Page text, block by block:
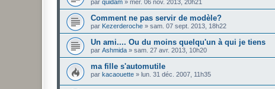
par quidam » mer. 06 nov. 2013, 20h21
Comment ne pas servir de modèle?
par Kezerderoche » sam. 07 sept. 2013, 18h22
Un ami.... Ou du moins quelqu'un à qui je tiens
par Ashmida » sam. 27 avr. 2013, 10h20
ma fille s'automutile
par kacaouette » lun. 31 déc. 2007, 11h35